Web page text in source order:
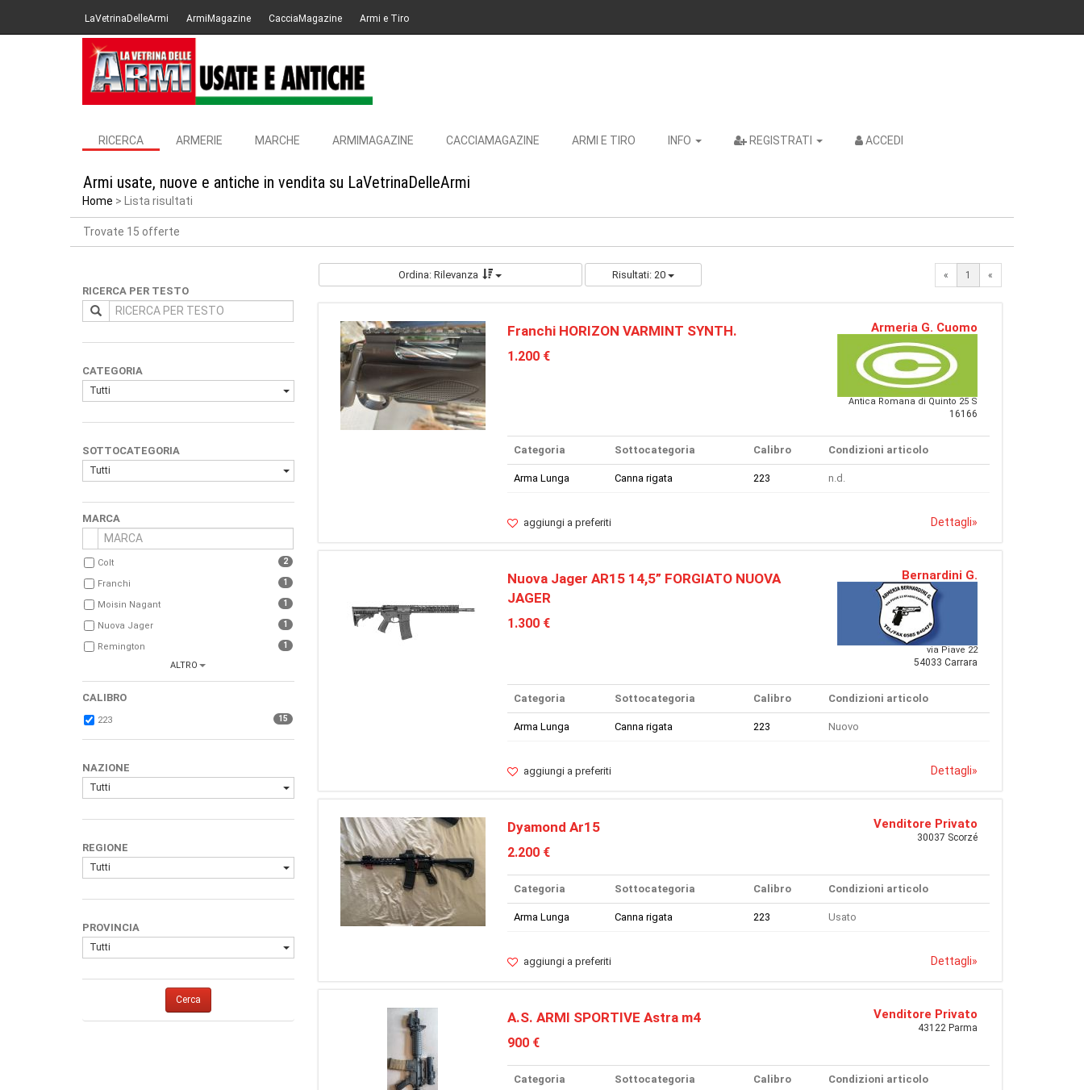
LaVetrinaDelleArmi ArmiMagazine CacciaMagazine Armi e Tiro
RICERCA ARMERIE MARCHE ARMIMAGAZINE CACCIAMAGAZINE ARMI E TIRO INFO REGISTRATI ACCEDI
Armi usate, nuove e antiche in vendita su LaVetrinaDelleArmi
Home Lista risultati
Trovate 15 offerte
RICERCA PER TESTO
CATEGORIA
Tutti
SOTTOCATEGORIA
Tutti
MARCA
Colt 2
Franchi 1
Moisin Nagant 1
Nuova Jager 1
Remington 1
Bushmaster
Dyamond 1
MANUFACTURING
ALTRO
CALIBRO
223 15
NAZIONE
Tutti
REGIONE
Tutti
PROVINCIA
Tutti
Cerca
Ordina: Rilevanza Risultati: 20 « 1 «
Franchi HORIZON VARMINT SYNTH.
1.200 €
Armeria G. Cuomo
Antica Romana di Quinto 25 S
16166
Categoria Sottocategoria Calibro Condizioni articolo
Arma Lunga Canna rigata 223 n.d.
aggiungi a preferiti Dettagli»
Nuova Jager AR15 14,5” FORGIATO NUOVA
JAGER
1.300 €
Bernardini G.
via Piave 22
54033 Carrara
Categoria Sottocategoria Calibro Condizioni articolo
Arma Lunga Canna rigata 223 Nuovo
aggiungi a preferiti Dettagli»
Dyamond Ar15
2.200 €
Venditore Privato
30037 Scorzé
Categoria Sottocategoria Calibro Condizioni articolo
Arma Lunga Canna rigata 223 Usato
aggiungi a preferiti Dettagli»
A.S. ARMI SPORTIVE Astra m4
900 €
Venditore Privato
43122 Parma
Categoria Sottocategoria Calibro Condizioni articolo